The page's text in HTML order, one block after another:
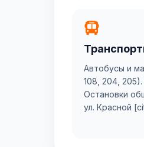
Автобусы и
108, 204,
Остановки
ул. Красной